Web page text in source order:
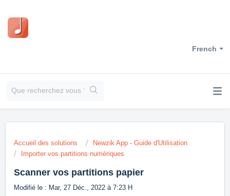
French
Accueil des solutions
Newzik App - Guide d'Utilisation
Importer vos partitions numériques
Scanner vos partitions papier
Modifié le : Mar, 27 Déc., 2022 à 7:23 H